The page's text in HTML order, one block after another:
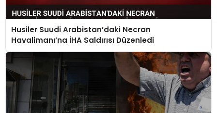
Husiler Suudi Arabistan’daki Necran
Havalimanı’na İHA Saldırısı Düzenledi